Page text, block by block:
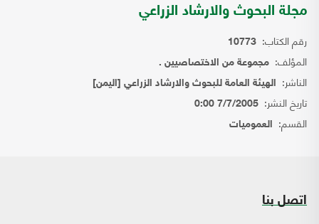
مجلة البحوث والارشاد الزراعي
رقم الكتاب: 10773
المؤلف: مجموعة من الاختصاصيين .
الناشر: الهيئة العامة للبحوث والارشاد الزراعي [اليمن]
تاريخ النشر: 7/7/2005 0:00
القسم: العموميات
اتصل بنا